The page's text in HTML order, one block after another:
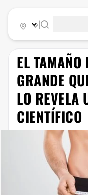
EL TAMAÑO
GRANDE
LO REVELA
CIENTÍFICO